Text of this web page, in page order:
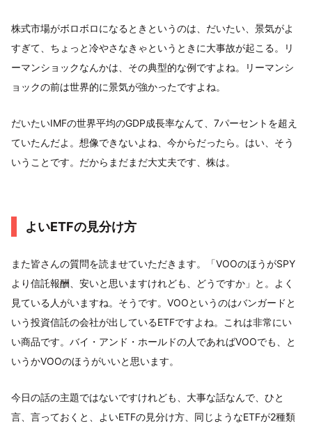
株式市場がボロボロになるときというのは、だいたい、景気がよ
すぎて、ちょっと冷やさなきゃというときに大事故が起こる。リ
ーマンショックなんかは、その典型的な例ですよね。リーマンシ
ョックの前は世界的に景気が強かったですよね。
だいたいIMFの世界平均のGDP成長率なんて、7パーセントを超え
ていたんだよ。想像できないよね、今からだったら。はい、そう
いうことです。だからまだまだ大丈夫です、株は。
よいETFの見分け方
また皆さんの質問を読ませていただきます。「VOOのほうがSPY
より信託報酬、安いと思いますけれども、どうですか」と。よく
見ている人がいますね。そうです。VOOというのはバンガードと
いう投資信託の会社が出しているETFですよね。これは非常にい
い商品です。バイ・アンド・ホールドの人であればVOOでも、と
いうかVOOのほうがいいと思います。
今日の話の主題ではないですけれども、大事な話なんで、ひと
言、言っておくと、よいETFの見分け方、同じようなETFが2種類